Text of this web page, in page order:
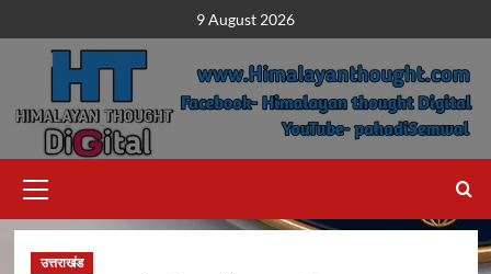
to
content
9 August 2026
Menu
उत्तराखंड